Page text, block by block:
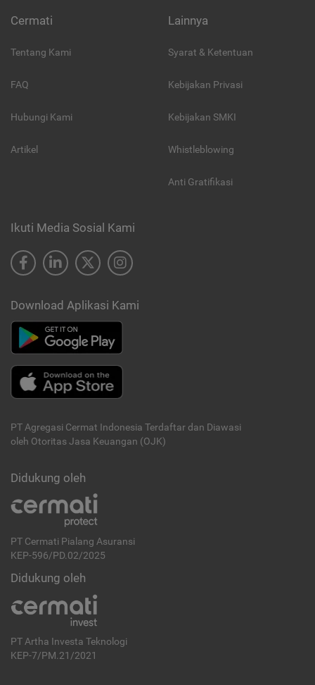
Cermati
Tentang Kami
FAQ
Hubungi Kami
Artikel
Lainnya
Syarat & Ketentuan
Kebijakan Privasi
Kebijakan SMKI
Whistleblowing
Anti Gratifikasi
Ikuti Media Sosial Kami
Download Aplikasi Kami
PT Agregasi Cermat Indonesia Terdaftar dan Diawasi
oleh Otoritas Jasa Keuangan (OJK)
Didukung oleh
PT Cermati Pialang Asuransi
KEP-596/PD.02/2025
Didukung oleh
PT Artha Investa Teknologi
KEP-7/PM.21/2021